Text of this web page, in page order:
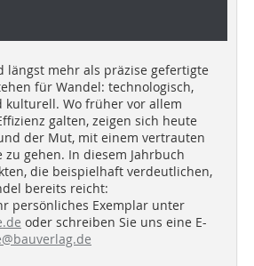
längst mehr als präzise gefertigte
für Wandel: technologisch,
kulturell. Wo früher vor allem
galten, zeigen sich heute
der Mut, mit einem vertrauten
zu gehen. In diesem Jahrbuch
die beispielhaft verdeutlichen,
bereits reicht:
persönliches Exemplar unter
oder schreiben Sie uns eine E-